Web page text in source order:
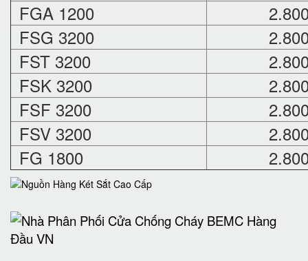
FGA 1200
FSG 3200
FST 3200
FSK 3200
FSF 3200
FSV 3200
FG 1800